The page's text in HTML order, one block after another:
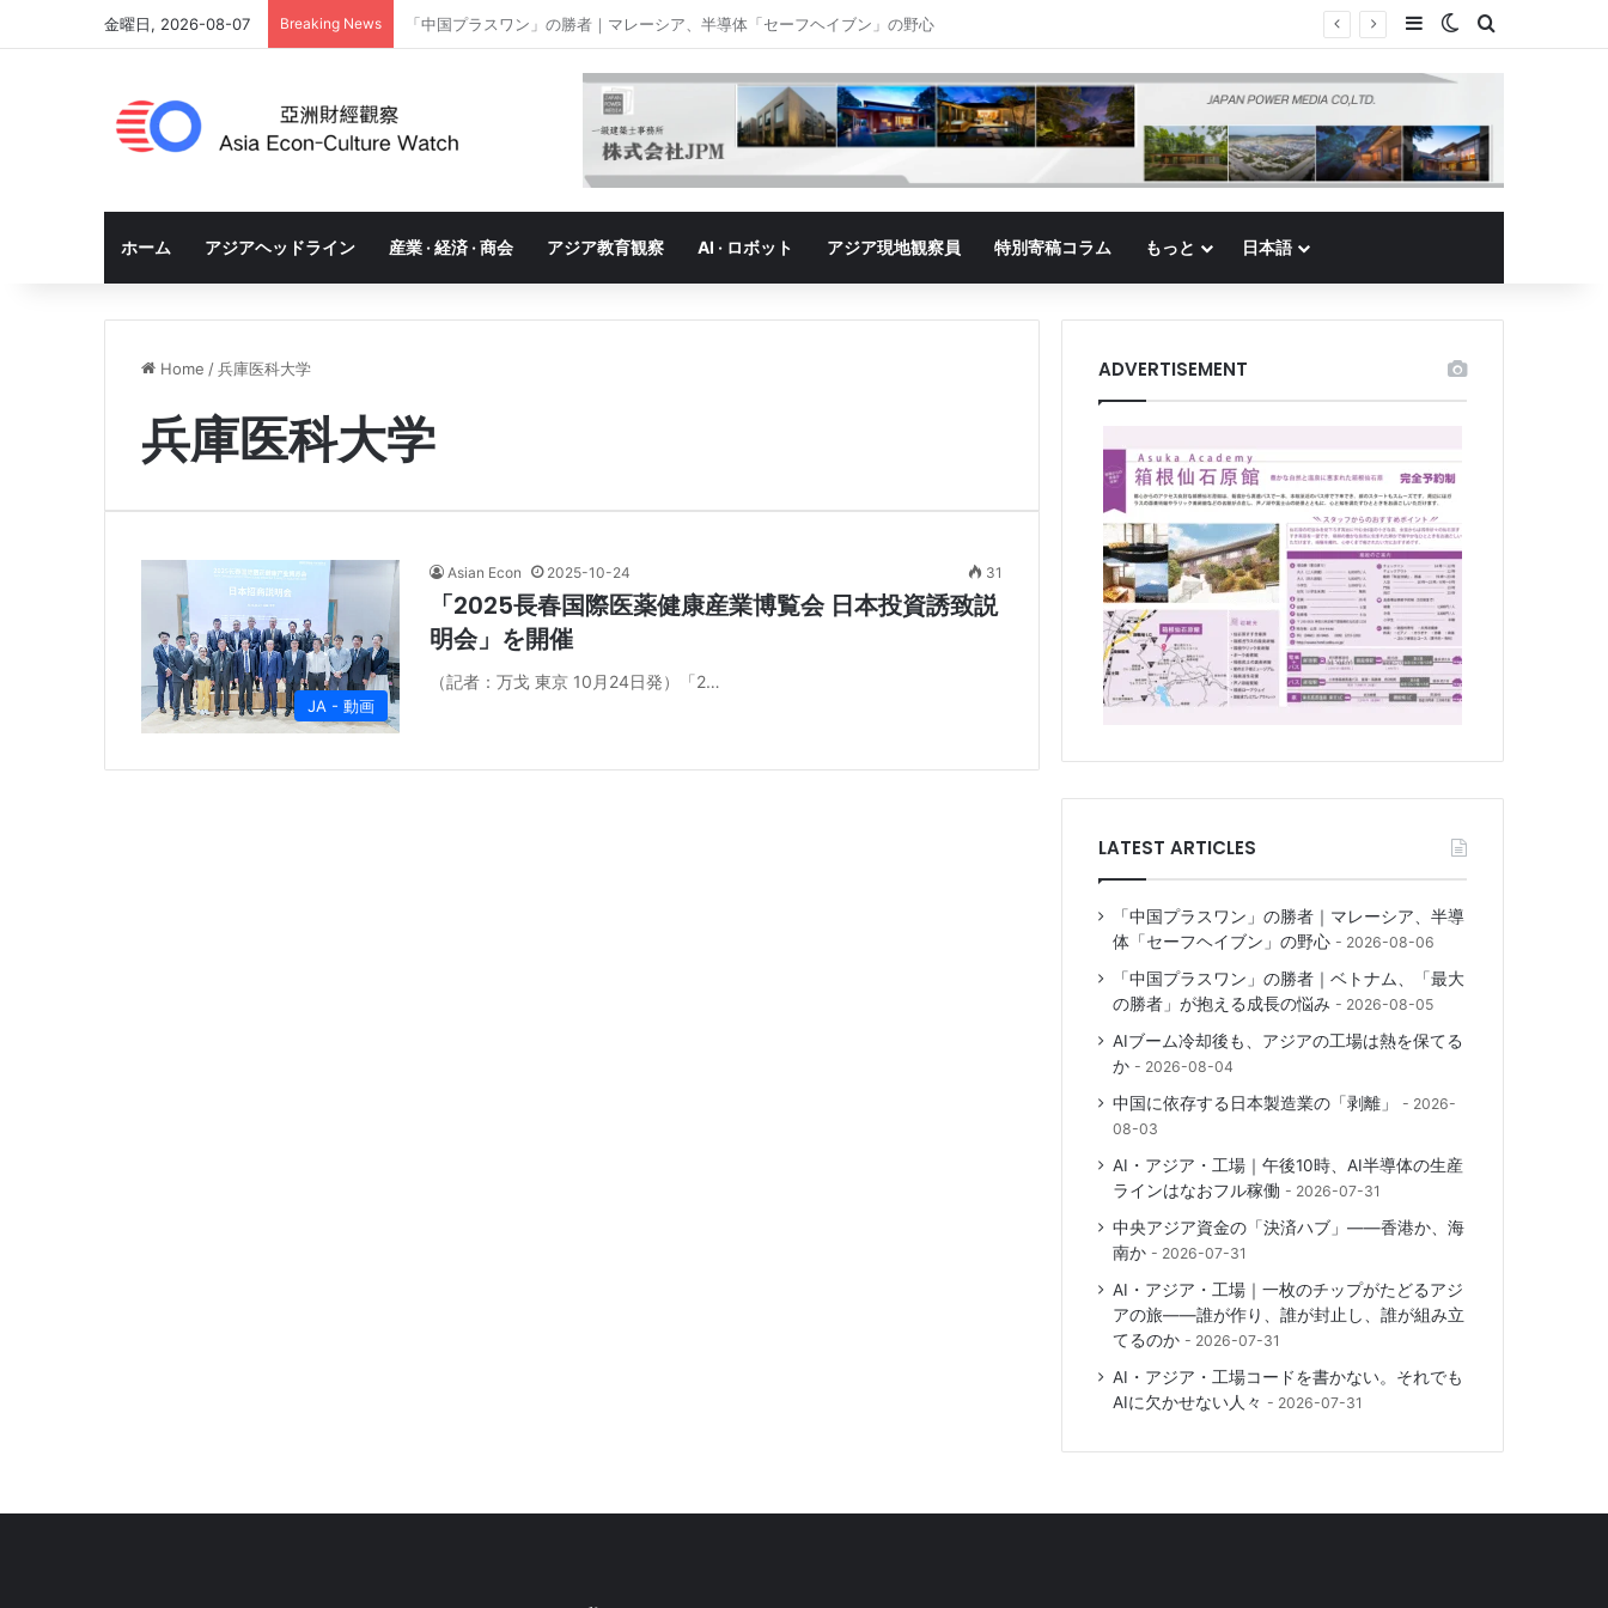
金曜日, 2026-08-07 Breaking News 「中国プラスワン」の勝者｜ベトナム、「最大の勝者」が抱える成長の悩み SidebarSwitch skin
Search for
ホーム アジアヘッドライン 産業 · 経済 · 商会 アジア教育観察 AI · ロボット アジア現地観察員 特別寄稿コラム もっと 日本語
Home /兵庫医科大学
兵庫医科大学
JA - 動画
Asian Econ 2025-10-24 31
「2025長春国際医薬健康産業博覧会 日本投資誘致説
明会」を開催
（記者：万戈 東京 10月24日発）「2…
ADVERTISEMENT
LATEST ARTICLES
「中国プラスワン」の勝者｜マレーシア、半導
体「セーフヘイブン」の野心
2026-08-06
「中国プラスワン」の勝者｜ベトナム、「最大
の勝者」が抱える成長の悩み
2026-08-05
AIブーム冷却後も、アジアの工場は熱を保てる
か
2026-08-04
中国に依存する日本製造業の「剥離」
2026-
08-03
AI・アジア・工場｜午後10時、AI半導体の生産
ラインはなおフル稼働
2026-07-31
中央アジア資金の「決済ハブ」――香港か、海
南か
2026-07-31
AI・アジア・工場｜一枚のチップがたどるアジ
アの旅――誰が作り、誰が封止し、誰が組み立
てるのか
2026-07-31
AI・アジア・工場コードを書かない。それでも
AIに欠かせない人々
2026-07-31